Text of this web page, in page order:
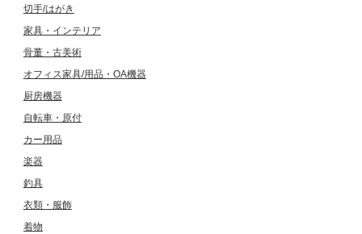
切手/はがき
家具・インテリア
骨董・古美術
オフィス家具/用品・OA機器
厨房機器
自転車・原付
カー用品
楽器
釣具
衣類・服飾
着物